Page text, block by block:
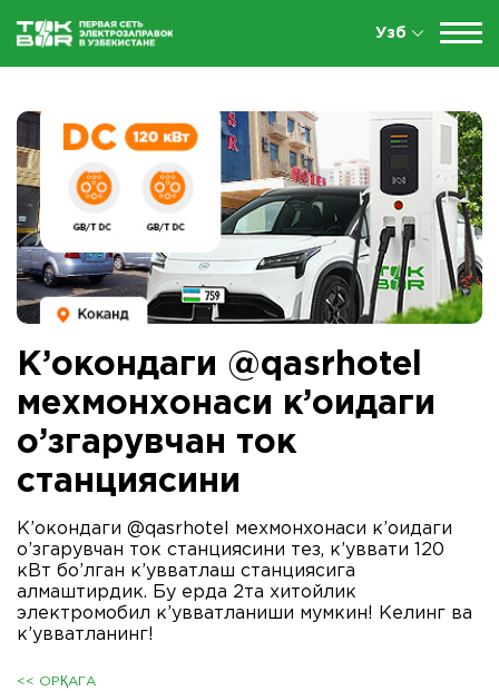
Узб
К’окондаги @qasrhotel
мехмонхонаси к’оидаги
о’згарувчан ток
станциясини
К’окондаги @qasrhotel мехмонхонаси к’оидаги
о’згарувчан ток станциясини тез, к’уввати 120
кВт бо’лган к’увватлаш станциясига
алмаштирдик. Бу ерда 2та хитойлик
электромобил к’увватланиши мумкин! Келинг ва
к’увватланинг!
<< ОРҚАГА